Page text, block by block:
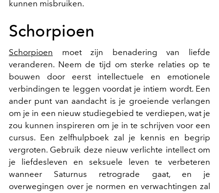
kunnen misbruiken.
Schorpioen
Schorpioen moet zijn benadering van liefde
veranderen. Neem de tijd om sterke relaties op te
bouwen door eerst intellectuele en emotionele
verbindingen te leggen voordat je intiem wordt. Een
ander punt van aandacht is je groeiende verlangen
om je in een nieuw studiegebied te verdiepen, wat je
zou kunnen inspireren om je in te schrijven voor een
cursus. Een zelfhulpboek zal je kennis en begrip
vergroten. Gebruik deze nieuw verlichte intellect om
je liefdesleven en seksuele leven te verbeteren
wanneer Saturnus retrograde gaat, en je
overwegingen over je normen en verwachtingen zal